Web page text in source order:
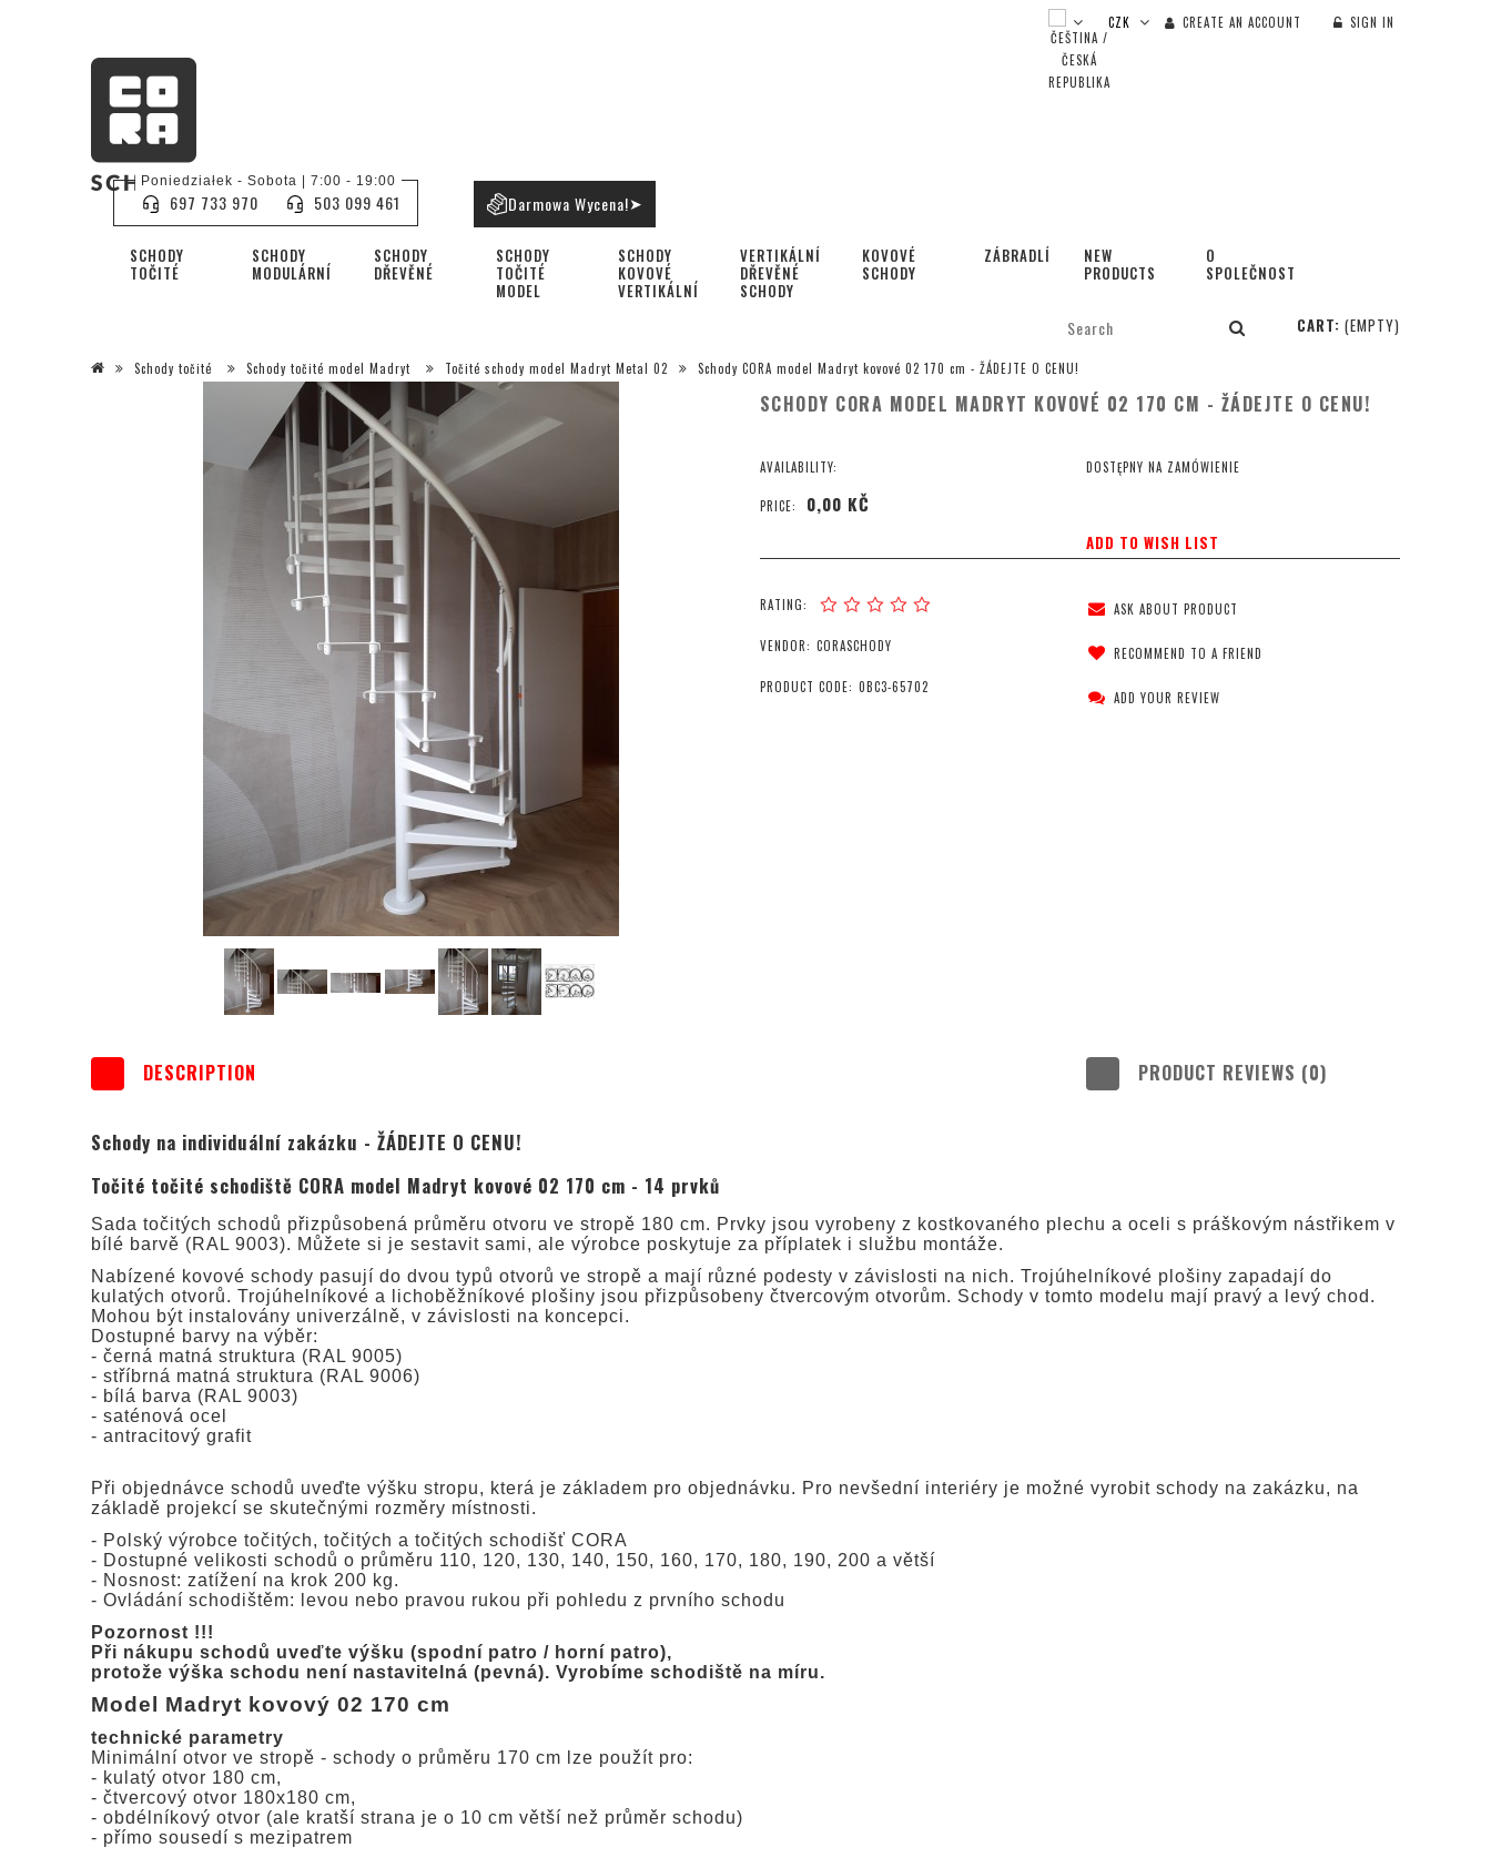
CREATE AN ACCOUNT SIGN IN
SCHODY
TOČITÉ
SCHODY
MODULÁRNÍ
SCHODY
DŘEVĚNÉ
SCHODY
TOČITÉ
MODEL
SCHODY
KOVOVÉ
VERTIKÁLNÍ
VERTIKÁLNÍ
DŘEVĚNÉ
SCHODY
KOVOVÉ
SCHODY
ZÁBRADLÍ
NEW
PRODUCTS
O
SPOLEČNOSTI
Poniedziałek - Sobota | 7:00 - 19:00
697 733 970 503 099 461 Darmowa Wycena!➤
CART: (EMPTY)
Schody točité Schody točité model Madryt Točité schody model Madryt Metal 02 Schody CORA model Madryt kovové 02 170 cm - ŽÁDEJTE O CENU!
SCHODY CORA MODEL MADRYT KOVOVÉ 02 170 CM - ŽÁDEJTE O CENU!
AVAILABILITY: DOSTĘPNY NA ZAMÓWIENIE
PRICE: 0,00 KČ
ADD TO WISH LIST
RATING:
VENDOR: CORASCHODY
PRODUCT CODE: 0BC3-65702
ASK ABOUT PRODUCT
RECOMMEND TO A FRIEND
ADD YOUR REVIEW
DESCRIPTION PRODUCT REVIEWS (0)
Schody na individuální zakázku - ŽÁDEJTE O CENU!
Točité točité schodiště CORA model Madryt kovové 02 170 cm - 14 prvků
Sada točitých schodů přizpůsobená průměru otvoru ve stropě 180 cm. Prvky jsou vyrobeny z kostkovaného plechu a oceli s práškovým nástřikem v
bílé barvě (RAL 9003). Můžete si je sestavit sami, ale výrobce poskytuje za příplatek i službu montáže.
Nabízené kovové schody pasují do dvou typů otvorů ve stropě a mají různé podesty v závislosti na nich. Trojúhelníkové plošiny zapadají do
kulatých otvorů. Trojúhelníkové a lichoběžníkové plošiny jsou přizpůsobeny čtvercovým otvorům. Schody v tomto modelu mají pravý a levý chod.
Mohou být instalovány univerzálně, v závislosti na koncepci.
Dostupné barvy na výběr:
- černá matná struktura (RAL 9005)
- stříbrná matná struktura (RAL 9006)
- bílá barva (RAL 9003)
- saténová ocel
- antracitový grafit
Při objednávce schodů uveďte výšku stropu, která je základem pro objednávku. Pro nevšední interiéry je možné vyrobit schody na zakázku, na
základě projekcí se skutečnými rozměry místnosti.
- Polský výrobce točitých, točitých a točitých schodišť CORA
- Dostupné velikosti schodů o průměru 110, 120, 130, 140, 150, 160, 170, 180, 190, 200 a větší
- Nosnost: zatížení na krok 200 kg.
- Ovládání schodištěm: levou nebo pravou rukou při pohledu z prvního schodu
Pozornost !!!
Při nákupu schodů uveďte výšku (spodní patro / horní patro),
protože výška schodu není nastavitelná (pevná). Vyrobíme schodiště na míru.
Model Madryt kovový 02 170 cm
technické parametry
Minimální otvor ve stropě - schody o průměru 170 cm lze použít pro:
- kulatý otvor 180 cm,
- čtvercový otvor 180x180 cm,
- obdélníkový otvor (ale kratší strana je o 10 cm větší než průměr schodu)
- přímo sousedí s mezipatrem